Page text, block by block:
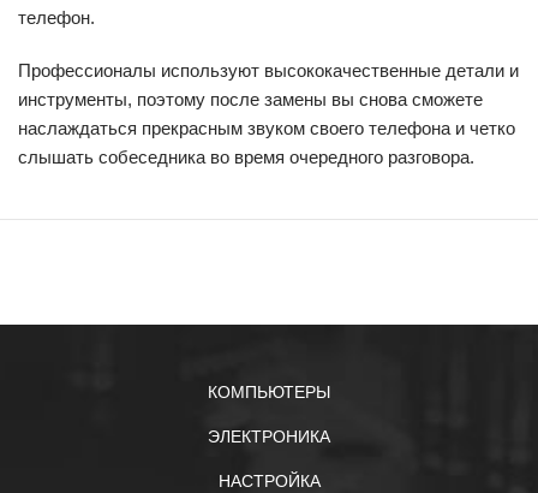
телефон.
Профессионалы используют высококачественные детали и
инструменты, поэтому после замены вы снова сможете
наслаждаться прекрасным звуком своего телефона и четко
слышать собеседника во время очередного разговора.
КОМПЬЮТЕРЫ
ЭЛЕКТРОНИКА
НАСТРОЙКА